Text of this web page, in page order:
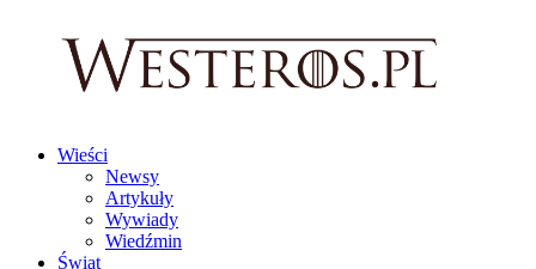
Wieści
Newsy
Artykuły
Wywiady
Wiedźmin
Świat